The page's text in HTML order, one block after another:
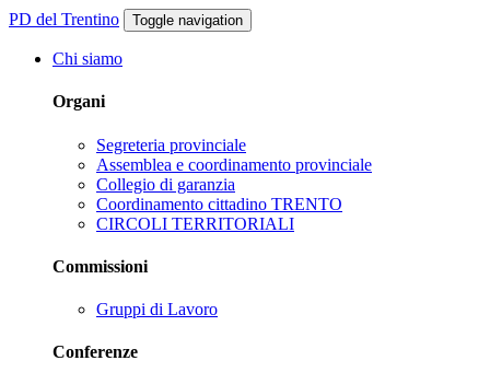
PD del Trentino Toggle navigation
Chi siamo
Organi
Segreteria provinciale
Assemblea e coordinamento provinciale
Collegio di garanzia
Coordinamento cittadino TRENTO
CIRCOLI TERRITORIALI
Commissioni
Gruppi di Lavoro
Conferenze